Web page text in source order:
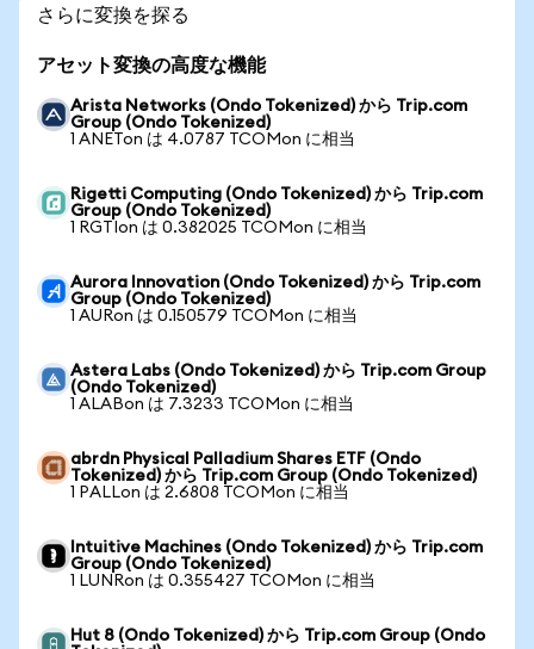
さらに変換を探る
アセット変換の高度な機能
Arista Networks (Ondo Tokenized) から Trip.com
Group (Ondo Tokenized)
1 ANETon は 4.0787 TCOMon に相当
Rigetti Computing (Ondo Tokenized) から Trip.com
Group (Ondo Tokenized)
1 RGTIon は 0.382025 TCOMon に相当
Aurora Innovation (Ondo Tokenized) から Trip.com
Group (Ondo Tokenized)
1 AURon は 0.150579 TCOMon に相当
Astera Labs (Ondo Tokenized) から Trip.com Group
(Ondo Tokenized)
1 ALABon は 7.3233 TCOMon に相当
abrdn Physical Palladium Shares ETF (Ondo
Tokenized) から Trip.com Group (Ondo Tokenized)
1 PALLon は 2.6808 TCOMon に相当
Intuitive Machines (Ondo Tokenized) から Trip.com
Group (Ondo Tokenized)
1 LUNRon は 0.355427 TCOMon に相当
Hut 8 (Ondo Tokenized) から Trip.com Group (Ondo